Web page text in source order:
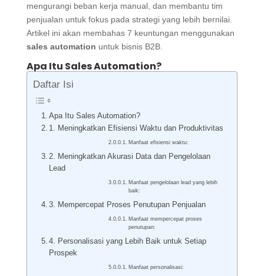
mengurangi beban kerja manual, dan membantu tim
penjualan untuk fokus pada strategi yang lebih bernilai.
Artikel ini akan membahas 7 keuntungan menggunakan
sales automation untuk bisnis B2B.
Apa Itu Sales Automation?
Daftar Isi
Apa Itu Sales Automation?
1. Meningkatkan Efisiensi Waktu dan Produktivitas
Manfaat efisiensi waktu:
2. Meningkatkan Akurasi Data dan Pengelolaan
Lead
Manfaat pengelolaan lead yang lebih
baik:
3. Mempercepat Proses Penutupan Penjualan
Manfaat mempercepat proses
penutupan:
4. Personalisasi yang Lebih Baik untuk Setiap
Prospek
Manfaat personalisasi: